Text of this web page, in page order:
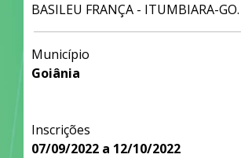
BASILEU FRANÇA - ITUMBIARA-GO.
Município
Goiânia
Inscrições
07/09/2022 a 12/10/2022